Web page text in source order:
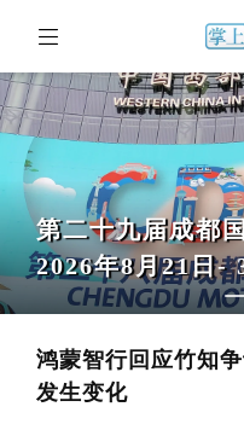
第二十九届成都
2026年8月21日-
鸿蒙智行回应竹知
发生变化